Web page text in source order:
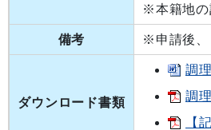
※本籍地の
備考 ※申請後、
ダウンロード書類
調
調
【